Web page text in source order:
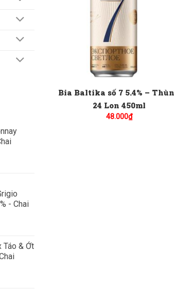
- Chai
Táo & Ớt
Bia Baltika số 7 5.4% –
24 Lon 450ml
48.000₫